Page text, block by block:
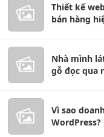
Thiết kế
bán hàng
Nhà mình
gỗ đọc qua
Vì sao
WordPress?